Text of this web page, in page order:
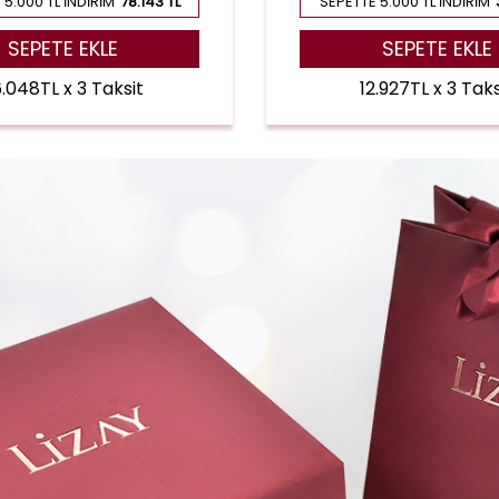
SEPETE EKLE
x 3 Taksit
SEPETE EKLE
12.927TL x 3